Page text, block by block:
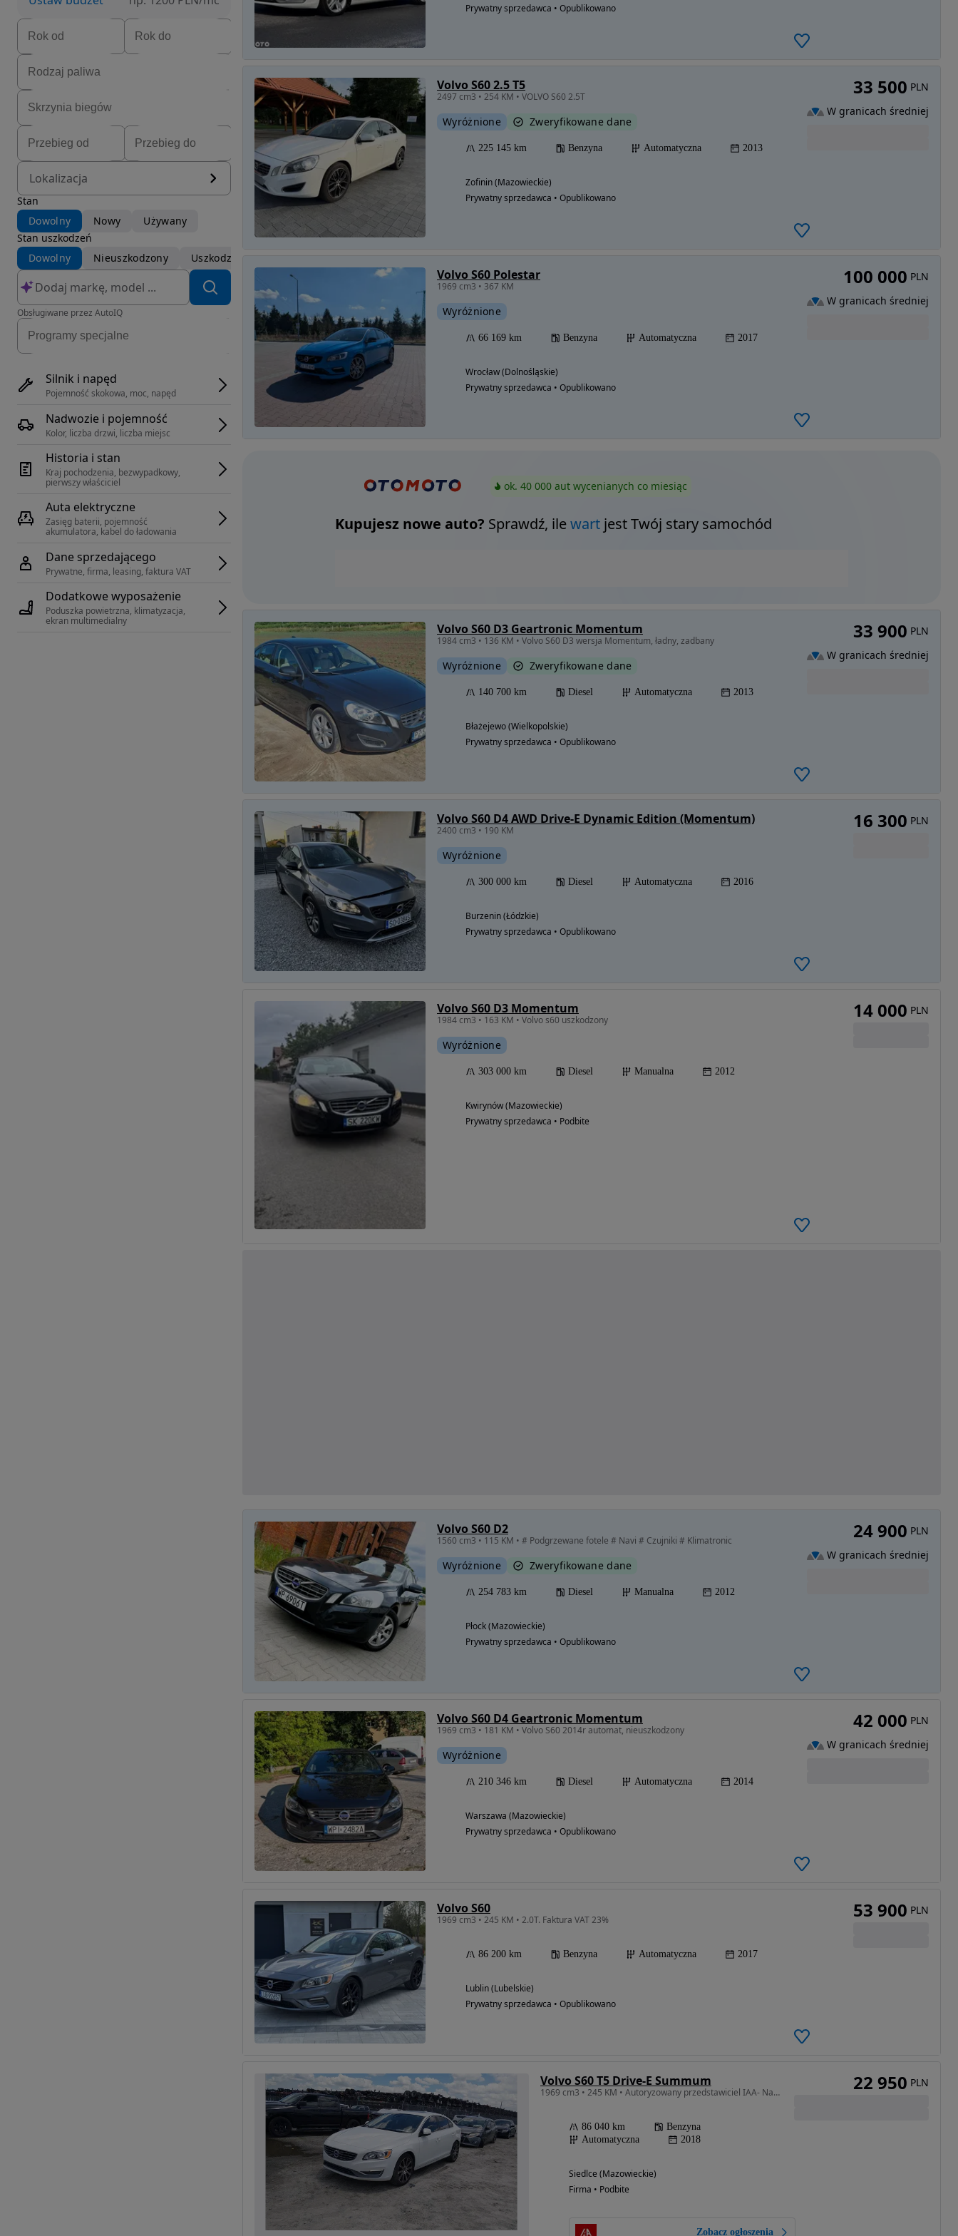
Lokalizacja
Stan
Dowolny
Nowy
Używany
Stan uszkodzeń
Dowolny
Nieuszkodzony Uszkodzony
Obsługiwane przez AutoIQ
Silnik i napęd
Pojemność skokowa, moc, napęd
Nadwozie i pojemność
Kolor, liczba drzwi, liczba miejsc
Historia i stan
Kraj pochodzenia, bezwypadkowy,
pierwszy właściciel
Auta elektryczne
Zasięg baterii, pojemność
akumulatora, kabel do ładowania
Dane sprzedającego
Prywatne, firma, leasing, faktura VAT
Dodatkowe wyposażenie
Poduszka powietrzna, klimatyzacja,
ekran multimedialny
Prywatny sprzedawca • Opublikowano
Volvo S60 2.5 T5
2497 cm3 • 254 KM • VOLVO S60 2.5T
Wyróżnione Zweryfikowane dane
225 145 km Benzyna Automatyczna 2013
Zofinin (Mazowieckie)
Prywatny sprzedawca • Opublikowano
33 500 PLN
W granicach średniej
Volvo S60 Polestar
1969 cm3 • 367 KM
Wyróżnione
66 169 km Benzyna Automatyczna 2017
Wrocław (Dolnośląskie)
Prywatny sprzedawca • Opublikowano
100 000 PLN
W granicach średniej
ok. 40 000 aut wycenianych co miesiąc
Kupujesz nowe auto? Sprawdź, ilewartjest Twój stary samochód
Volvo S60 D3 Geartronic Momentum
1984 cm3 • 136 KM • Volvo S60 D3 wersja Momentum, ładny, zadbany
Wyróżnione Zweryfikowane dane
140 700 km Diesel Automatyczna 2013
Błażejewo (Wielkopolskie)
Prywatny sprzedawca • Opublikowano
33 900 PLN
W granicach średniej
Volvo S60 D4 AWD Drive-E Dynamic Edition (Momentum)
2400 cm3 • 190 KM
Wyróżnione
300 000 km Diesel Automatyczna 2016
Burzenin (Łódzkie)
Prywatny sprzedawca • Opublikowano
16 300 PLN
Volvo S60 D3 Momentum
1984 cm3 • 163 KM • Volvo s60 uszkodzony
Wyróżnione
303 000 km Diesel Manualna 2012
Kwirynów (Mazowieckie)
Prywatny sprzedawca • Podbite
14 000 PLN
Volvo S60 D2
1560 cm3 • 115 KM • # Podgrzewane fotele # Navi # Czujniki # Klimatronic
Wyróżnione Zweryfikowane dane
254 783 km Diesel Manualna 2012
Płock (Mazowieckie)
Prywatny sprzedawca • Opublikowano
24 900 PLN
W granicach średniej
Volvo S60 D4 Geartronic Momentum
1969 cm3 • 181 KM • Volvo S60 2014r automat, nieuszkodzony
Wyróżnione
210 346 km Diesel Automatyczna 2014
Warszawa (Mazowieckie)
Prywatny sprzedawca • Opublikowano
42 000 PLN
W granicach średniej
Volvo S60
1969 cm3 • 245 KM • 2.0T. Faktura VAT 23%
86 200 km Benzyna Automatyczna 2017
Lublin (Lubelskie)
Prywatny sprzedawca • Opublikowano
53 900 PLN
Volvo S60 T5 Drive-E Summum
1969 cm3 • 245 KM • Autoryzowany przedstawiciel IAA- Naprawiamy Auta Na Gotowo!!
86 040 km
Benzyna
Automatyczna
2018
Siedlce (Mazowieckie)
Firma • Podbite
Zobacz ogłoszenia
22 950 PLN